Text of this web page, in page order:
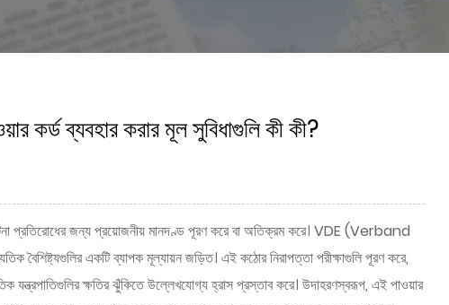
কর্ড ব্যবহার করার মূল সুবিধাগুলি কী কী?
প্রতিরোধের জন্য প্রয়োজনীয় মানদণ্ড পূরণ করে বা অতিক্রম করে। VDE (Verband
একটি ব্যাপক মূল্যায়ন জড়িত। এই কঠোর নিরাপত্তা পরীক্ষাগুলি পূরণ করে,
ক্ষতির ঝুঁকিতে উল্লেখযোগ্য হ্রাস প্রস্তাব করে। উদাহরণস্বরূপ, এই পাওয়ার